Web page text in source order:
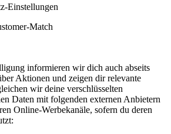
Einstellungen
Match
informieren wir dich auch abseits
Aktionen und zeigen dir relevante
wir deine verschlüsselten
Daten mit folgenden externen Anbietern
Online-Werbekanäle, sofern du deren